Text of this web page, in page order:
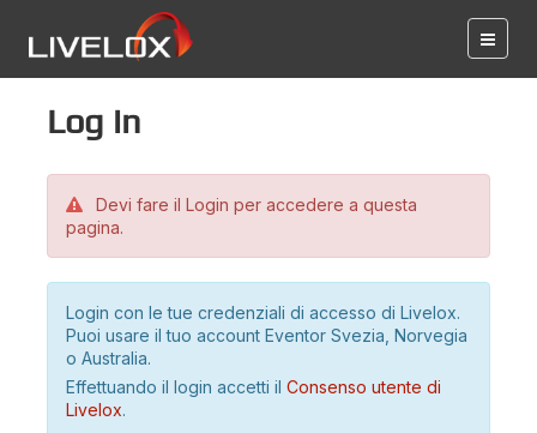
Log in
Devi fare il Login per accedere a questa
pagina.
Login con le tue credenziali di accesso di Livelox.
Puoi usare il tuo account Eventor Svezia, Norvegia
o Australia.
Effettuando il login accetti il Consenso utente di
Livelox.